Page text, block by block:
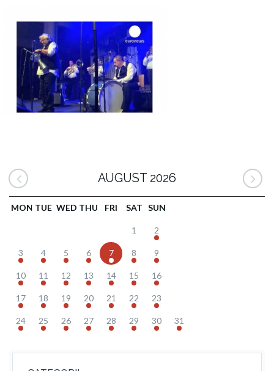
AUGUST 2026
MON TUE WED THU FRI SAT SUN
1 2
3 4 5 6 7 8 9
10 11 12 13 14 15 16
17 18 19 20 21 22 23
24 25 26 27 28 29 30 31